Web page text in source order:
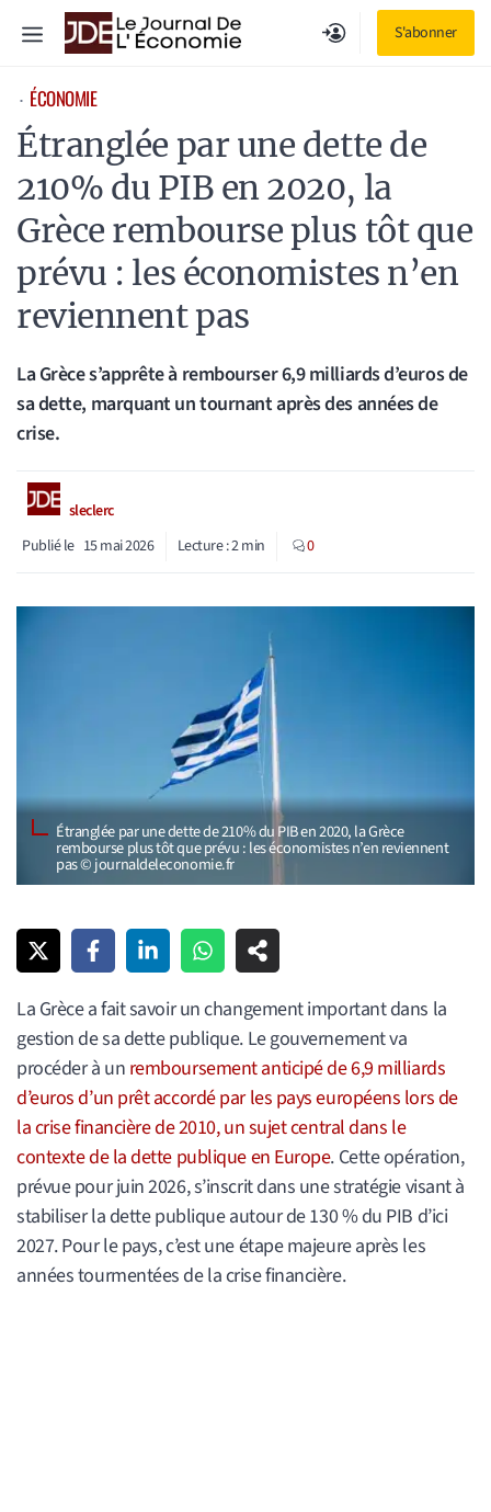
S'abonner
Menu
⋅ ÉCONOMIE
Étranglée par une dette de
210% du PIB en 2020, la
Grèce rembourse plus tôt que
prévu : les économistes n’en
reviennent pas
La Grèce s’apprête à rembourser 6,9 milliards d’euros de
sa dette, marquant un tournant après des années de
crise.
sleclerc
Publié le 15 mai 2026 Lecture :2min 0
Étranglée par une dette de 210% du PIB en 2020, la Grèce
rembourse plus tôt que prévu : les économistes n’en reviennent
pas © journaldeleconomie.fr
La Grèce a fait savoir un changement important dans la
gestion de sa dette publique. Le gouvernement va
procéder à un remboursement anticipé de 6,9 milliards
d’euros d’un prêt accordé par les pays européens lors de
la crise financière de 2010, un sujet central dans le
contexte de la dette publique en Europe. Cette opération,
prévue pour juin 2026, s’inscrit dans une stratégie visant à
stabiliser la dette publique autour de 130 % du PIB d’ici
2027. Pour le pays, c’est une étape majeure après les
années tourmentées de la crise financière.